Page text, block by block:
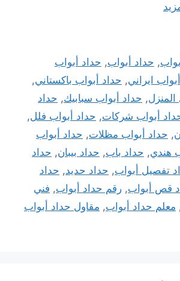
, حداد أبواب, حداد أبواب
ايراني, حداد أبواب باكستاني,
, حداد أبواب سبابيك, حداد
أبواب شركات, حداد أبواب فلل,
, حداد أبواب مظلات, حداد أبواب
هندي, حداد باب, حداد بيبان, حداد
تفصيل أبواب, حداد حديد, حداد
قص أبواب, رقم حداد أبواب, فني
معلم حداد أبواب, مقاول حداد أبواب